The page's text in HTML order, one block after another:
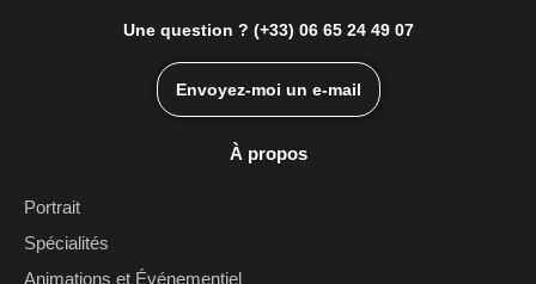
Une question ? (+33) 06 65 24 49 07
Envoyez-moi un e-mail
À propos
Portrait
Spécialités
Animations et Événementiel